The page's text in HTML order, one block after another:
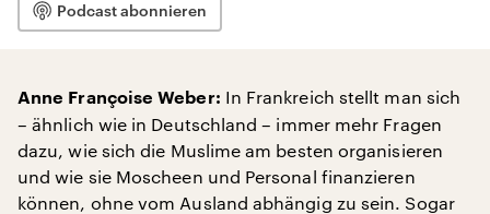
Podcast abonnieren
Anne Françoise Weber: In Frankreich stellt man sich
– ähnlich wie in Deutschland – immer mehr Fragen
dazu, wie sich die Muslime am besten organisieren
und wie sie Moscheen und Personal finanzieren
können, ohne vom Ausland abhängig zu sein. Sogar